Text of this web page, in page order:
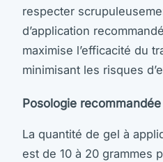
respecter
d’application
maximise l’efficacité du
minimisant les risques
Posologie recommandée
La quantité de gel à
est de 10 à 20 grammes